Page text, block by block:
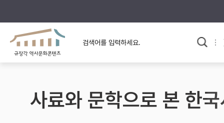
규장각의 어제와 오늘
규장각 소개영상
사료와 문학으로 본
고대
고려
사료와 문학으로 본 한